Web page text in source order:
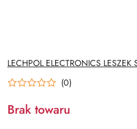
NAZWA
PRODUCENTA:
LECHPOL ELECTRONICS
(0)
Brak towaru